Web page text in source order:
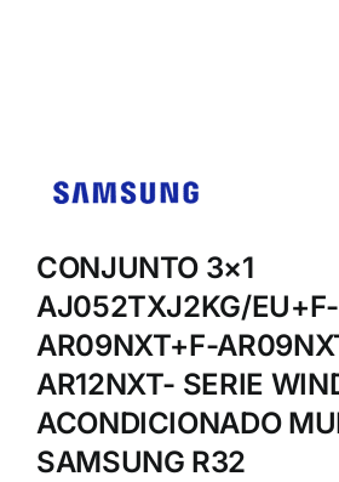
CONJUNTO 3×1
AJ052TXJ2KG/EU+F-
AR09NXT+F-
AR12NXT- SERIE
ACONDICIONADO
SAMSUNG R32